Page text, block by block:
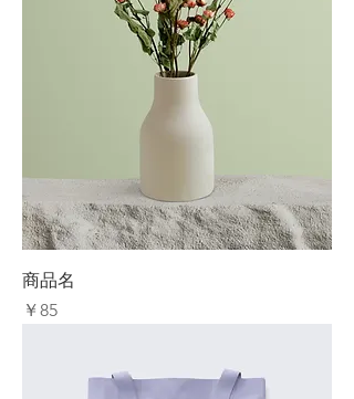
商品名
価格
￥85